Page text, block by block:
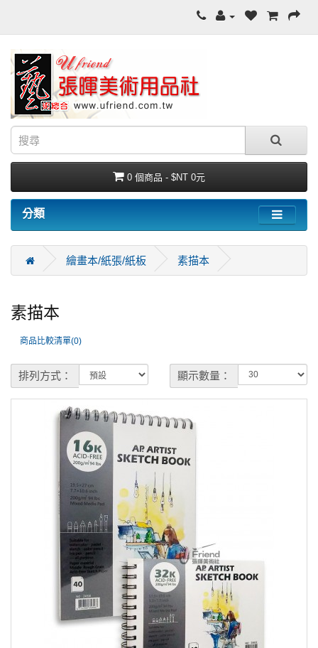
0 個商品 - $NT 0元
分類
繪畫本/紙張/紙板 素描本
素描本
商品比較清單(0)
排列方式： 顯示數量：